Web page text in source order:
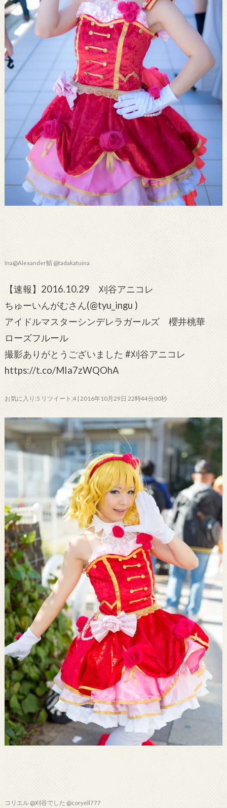
Ina@Alexander鯖 @tadakatuina
【速報】2016.10.29 刈谷アニコレ
ちゅーいんがむさん(@tyu_ingu )
アイドルマスターシンデレラガールズ 櫻井桃華
ローズフルール
撮影ありがとうございました #刈谷アニコレ
https://t.co/MIa7zWQOhA
お気に入り:5 リツイート:4 | 2016年10月29日 22時44分00秒
コリエル @刈谷でした @coryell777